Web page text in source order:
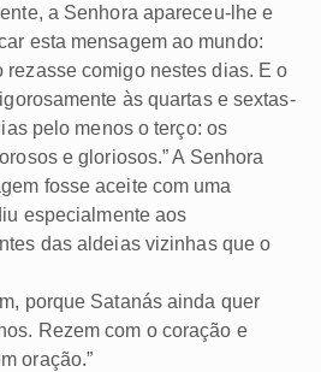
a Senhora apareceu-lhe e
esta mensagem ao mundo:
rezasse comigo nestes dias. E o
às quartas e sextas-
pelo menos o terço: os
e gloriosos.” A Senhora
fosse aceite com uma
especialmente aos
das aldeias vizinhas que o
porque Satanás ainda quer
Rezem com o coração e
oração.”